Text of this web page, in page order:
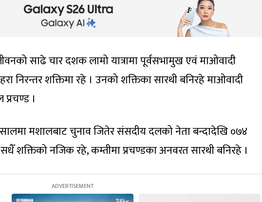
साढे चार दशक लामो यात्रामा पूर्वसभामुख एवं माओवादी
निरन्तर शक्तिमा रहे । उनको शक्तिका सारथी बनिरहे माओवादी
।
मशालबाट चुनाव जितेर संसदीय दलको नेता बन्दादेखि ०७४
शक्तिको नजिक रहे, कम्तीमा प्रचण्डका अनवरत सारथी बनिरहे ।